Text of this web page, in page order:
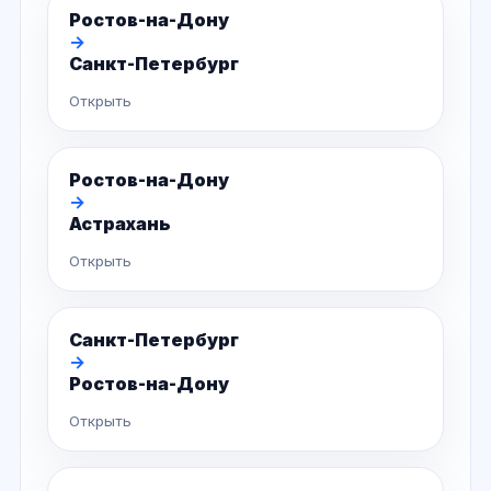
Ростов-на-Дону
→
Санкт-Петербург
Открыть
Ростов-на-Дону
→
Астрахань
Открыть
Санкт-Петербург
→
Ростов-на-Дону
Открыть